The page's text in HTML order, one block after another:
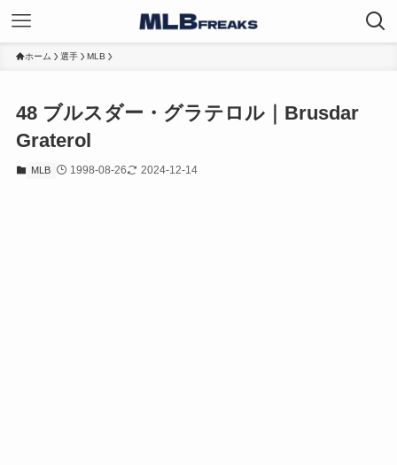
ホーム 選手 MLB
48ブルスダー・グラテロル｜Brusdar
Graterol
MLB 1998-08-26 2024-12-14